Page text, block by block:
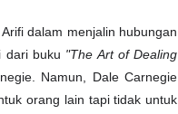
dalam menjalin hubungan
dari buku "The Art of Dealing
Namun, Dale Carnegie
orang lain tapi tidak untuk